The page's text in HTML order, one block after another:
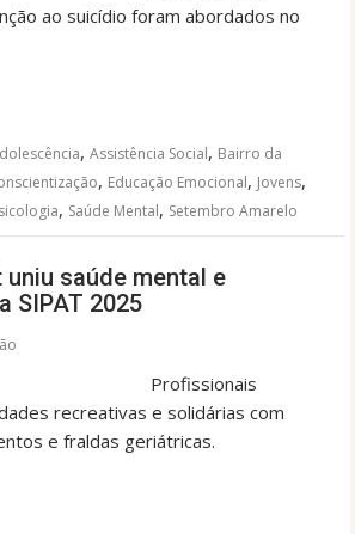
ao suicídio foram abordados no
,Assistência Social, Bairro da
, Educação Emocional, Jovens,
, Saúde Mental, Setembro Amarelo
saúde mental e
SIPAT 2025
Profissionais
recreativas e solidárias com
e fraldas geriátricas.